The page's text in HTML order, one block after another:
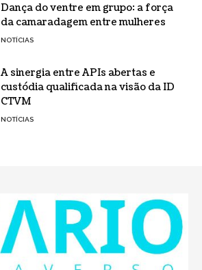
Dança do ventre em grupo: a força
da camaradagem entre mulheres
NOTÍCIAS
A sinergia entre APIs abertas e
custódia qualificada na visão da ID
CTVM
NOTÍCIAS